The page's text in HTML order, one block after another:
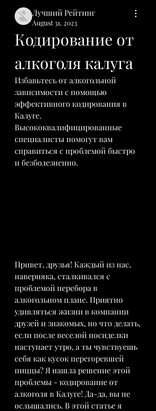
Лучший Рейтинг
August 31, 2023
Кодирование от
алкоголя калуга
Избавьтесь от алкогольной
зависимости с помощью
эффективного кодирования в
Калуге.
Высококвалифицированные
специалисты помогут вам
справиться с проблемой быстро
и безболезненно.
Привет, друзья! Каждый из нас,
наверняка, сталкивался с
проблемой перебора в
алкогольном плане. Приятно
удивляться жизни в компании
друзей и знакомых, но что делать,
если после веселой посиделки
наступает утро, а ты чувствуешь
себя как кусок перегоревшей
пиццы? Я нашла решение этой
проблемы - кодирование от
алкоголя в Калуге! Да-да, вы не
ослышались. В этой статье я